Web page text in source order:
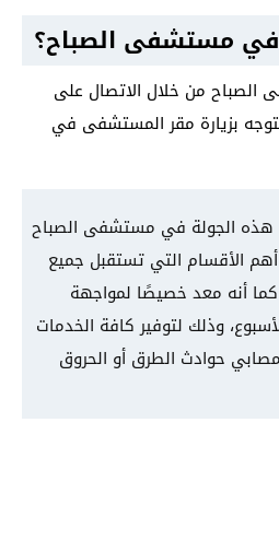
مستشفى الصباح؟
من خلال الاتصال على
أو التوجه بزيارة مقر المستشفى في
هذه الجولة في مستشفى الصباح
الأقسام التي تستقبل جميع
كما أنه معد خصيصًا لمواجهة
وذلك لتوفير كافة الخدمات
حوادث الطرق أو الحروق